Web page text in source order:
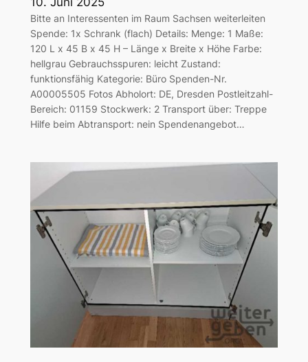
Bitte an Interessenten im Raum Sachsen weiterleiten
Spende: 1x Schrank (flach) Details: Menge: 1 Maße:
120 L x 45 B x 45 H – Länge x Breite x Höhe Farbe:
hellgrau Gebrauchsspuren: leicht Zustand:
funktionsfähig Kategorie: Büro Spenden-Nr.
A00005505 Fotos Abholort: DE, Dresden Postleitzahl-
Bereich: 01159 Stockwerk: 2 Transport über: Treppe
Hilfe beim Abtransport: nein Spendenangebot…